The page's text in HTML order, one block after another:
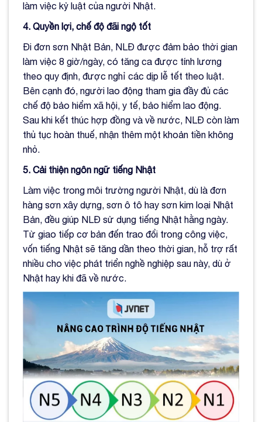
làm việc kỷ luật của người Nhật.
4. Quyền lợi, chế độ đãi ngộ tốt
Đi đơn sơn Nhật Bản, NLĐ được đảm bảo thời gian
làm việc 8 giờ/ngày, có tăng ca được tính lương
theo quy định, được nghỉ các dịp lễ tết theo luật.
Bên cạnh đó, người lao động tham gia đầy đủ các
chế độ bảo hiểm xã hội, y tế, bảo hiểm lao động.
Sau khi kết thúc hợp đồng và về nước, NLĐ còn làm
thủ tục hoàn thuế, nhận thêm một khoản tiền không
nhỏ.
5. Cải thiện ngôn ngữ tiếng Nhật
Làm việc trong môi trường người Nhật, dù là đơn
hàng sơn xây dựng, sơn ô tô hay sơn kim loại Nhật
Bản, đều giúp NLĐ sử dụng tiếng Nhật hằng ngày.
Từ giao tiếp cơ bản đến trao đổi trong công việc,
vốn tiếng Nhật sẽ tăng dần theo thời gian, hỗ trợ rất
nhiều cho việc phát triển nghề nghiệp sau này, dù ở
Nhật hay khi đã về nước.